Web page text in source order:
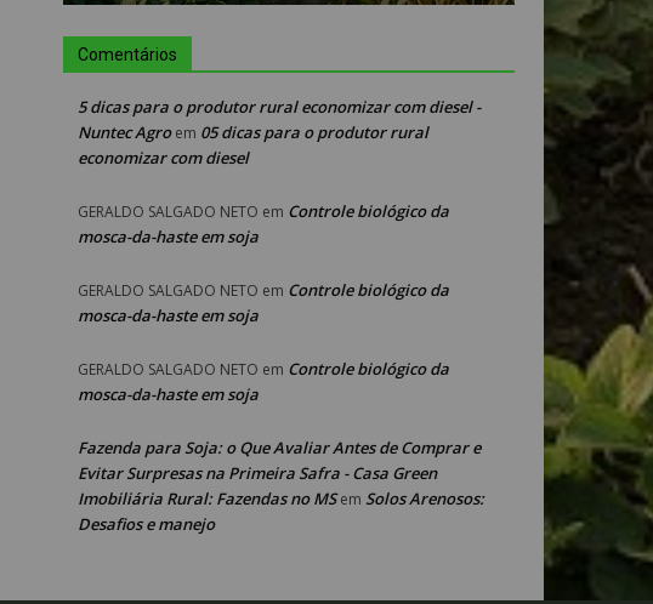
Comentários
5 dicas para o produtor rural economizar com diesel -
Nuntec Agroem 05 dicas para o produtor rural
economizar com diesel
GERALDO SALGADO NETO em Controle biológico da
mosca-da-haste em soja
GERALDO SALGADO NETO em Controle biológico da
mosca-da-haste em soja
GERALDO SALGADO NETO em Controle biológico da
mosca-da-haste em soja
Fazenda para Soja: o Que Avaliar Antes de Comprar e
Evitar Surpresas na Primeira Safra - Casa Green
Imobiliária Rural: Fazendas no MSem Solos Arenosos:
Desafios e manejo